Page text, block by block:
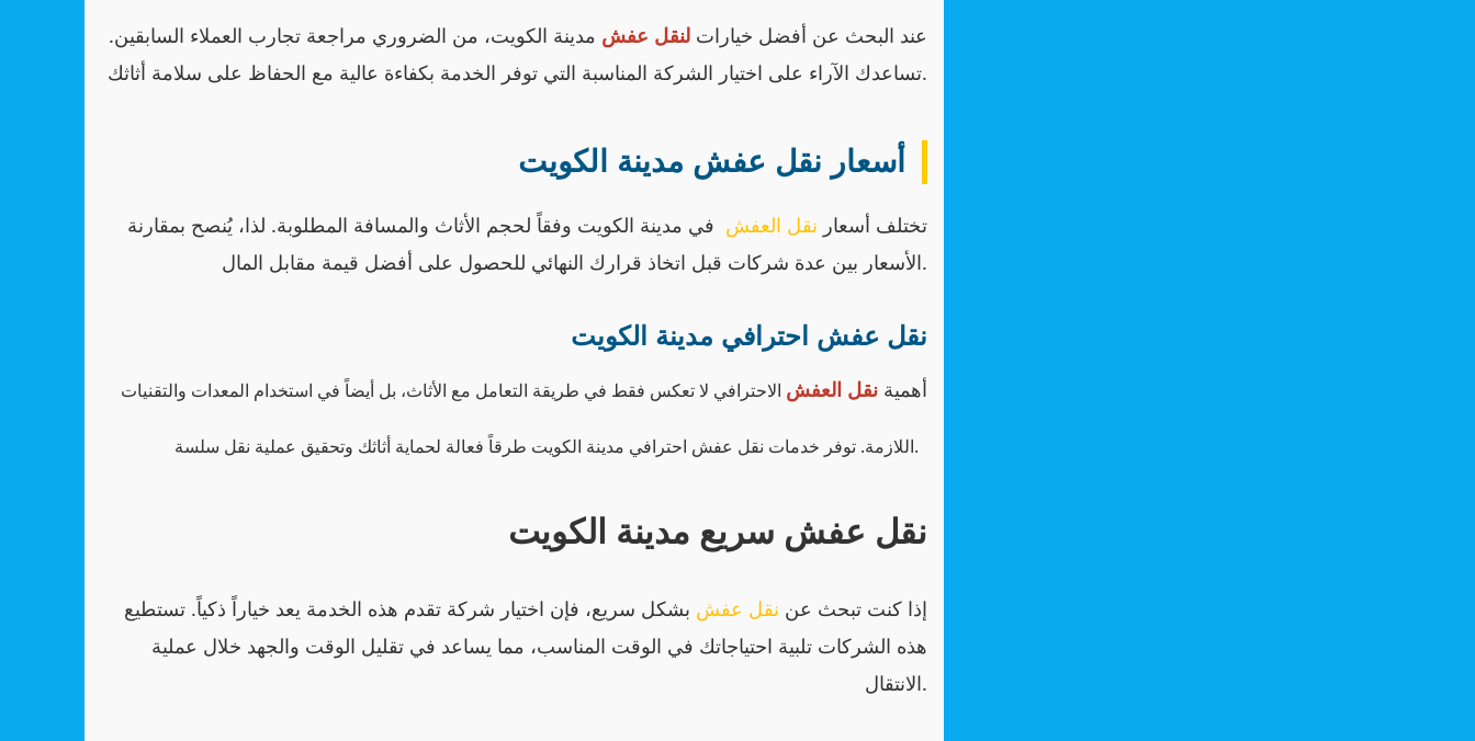
عند البحث عن أفضل خيارات لنقل عفش مدينة الكويت، من الضروري مراجعة تجارب العملاء السابقين.
تساعدك الآراء على اختيار الشركة المناسبة التي توفر الخدمة بكفاءة عالية مع الحفاظ على سلامة أثاثك.
أسعار نقل عفش مدينة الكويت
تختلف أسعار نقل العفش في مدينة الكويت وفقاً لحجم الأثاث والمسافة المطلوبة. لذا، يُنصح بمقارنة
الأسعار بين عدة شركات قبل اتخاذ قرارك النهائي للحصول على أفضل قيمة مقابل المال.
نقل عفش احترافي مدينة الكويت
أهمية نقل العفش الاحترافي لا تعكس فقط في طريقة التعامل مع الأثاث، بل أيضاً في استخدام المعدات والتقنيات
اللازمة. توفر خدمات نقل عفش احترافي مدينة الكويت طرقاً فعالة لحماية أثاثك وتحقيق عملية نقل سلسة.
نقل عفش سريع مدينة الكويت
إذا كنت تبحث عن نقل عفش بشكل سريع، فإن اختيار شركة تقدم هذه الخدمة يعد خياراً ذكياً. تستطيع
هذه الشركات تلبية احتياجاتك في الوقت المناسب، مما يساعد في تقليل الوقت والجهد خلال عملية
الانتقال.